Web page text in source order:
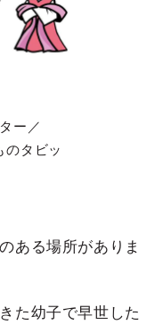
ー／
のタビッ
ある場所がありま
た幼子で早世した